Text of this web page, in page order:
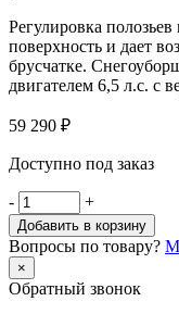
Регулировка
поверхность и дает
брусчатке.
двигателем 6,5 л.с. с
59 290 ₽
Доступно под заказ
- +
Добавить в корзину
Вопросы по товару?
×
Обратный звонок